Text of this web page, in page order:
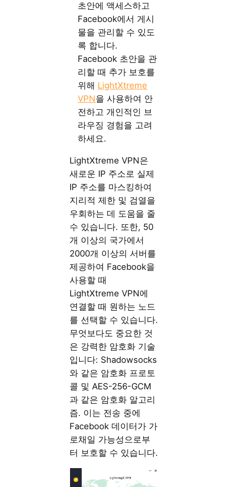
초안에 액세스하고
Facebook에서 게시
물을 관리할 수 있도
록 합니다.
Facebook 초안을 관
리할 때 추가 보호를
위해 LightXtreme
VPN을 사용하여 안
전하고 개인적인 브
라우징 경험을 고려
하세요.
LightXtreme VPN은
새로운 IP 주소로 실제
IP 주소를 마스킹하여
지리적 제한 및 검열을
우회하는 데 도움을 줄
수 있습니다. 또한, 50
개 이상의 국가에서
2000개 이상의 서버를
제공하여 Facebook을
사용할 때
LightXtreme VPN에
연결할 때 원하는 노드
를 선택할 수 있습니다.
무엇보다도 중요한 것
은 강력한 암호화 기술
입니다: Shadowsocks
와 같은 암호화 프로토
콜 및 AES-256-GCM
과 같은 암호화 알고리
즘. 이는 전송 중에
Facebook 데이터가 가
로채일 가능성으로부
터 보호할 수 있습니다.